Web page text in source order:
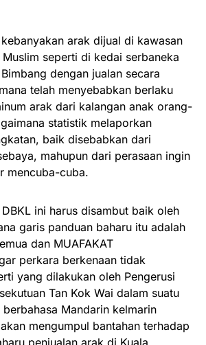
arak dijual di kawasan
seperti di kedai serbaneka
dengan jualan secara
telah menyebabkan berlaku
arak dari kalangan anak orang-
statistik melaporkan
baik disebabkan dari
mahupun dari perasaan ingin
mencuba-cuba.
ini harus disambut baik oleh
garis panduan baharu itu adalah
dan MUAFAKAT
perkara berkenaan tidak
yang dilakukan oleh Pengerusi
Tan Kok Wai dalam suatu
Mandarin kelmarin
mengumpul bantahan terhadap